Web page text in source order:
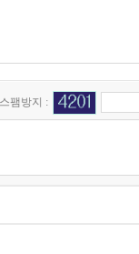
스팸방지 :